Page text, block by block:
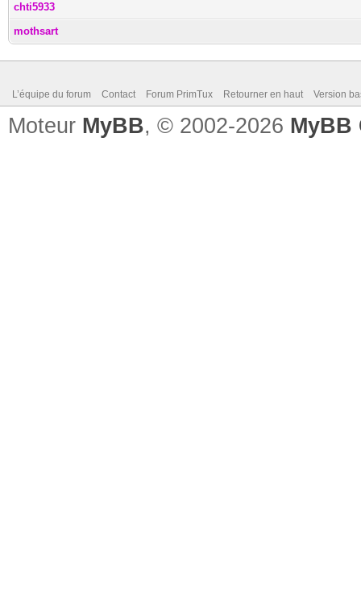
chti5933
mothsart
L’équipe du forum Contact Forum PrimTux Retourner en haut Version
Moteur MyBB, © 2002-2026 MyBB